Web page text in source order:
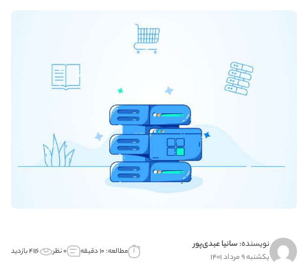
نویسنده: سانیا عبدی‌پور
یکشنبه ۹ مرداد ۱۴۰۱ مطالعه: ۱۰ دقیقه ۰ نظر ۴۱۱۶ بازدید